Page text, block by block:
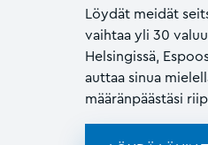
Löydät meidät
vaihtaa yli 30
Helsingissä,
auttaa sinua
määränpäästäsi